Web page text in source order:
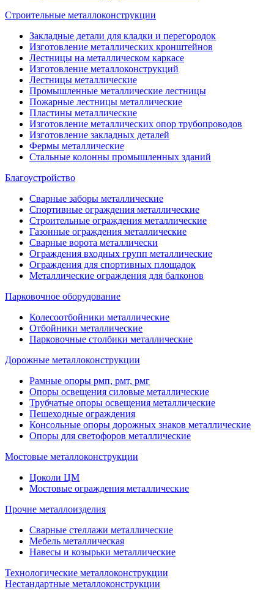
Строительные металлоконструкции
Закладные детали для кладки и перегородок
Изготовление металлических кронштейнов
Лестницы на металлическом каркасе
Изготовление металлоконструкций
Лестницы металлические
Промышленные металлические лестницы
Пожарные лестницы металлические
Пластины металлические
Изготовление металлических опор трубопроводов
Изготовление закладных деталей
Фермы металлические
Стальные колонны промышленных зданий
Благоустройство
Сварные заборы металлические
Спортивные ограждения металлические
Строительные ограждения металлические
Газонные ограждения металлические
Сварные ворота металлически
Ограждения входных групп металлические
Ограждения для спортивных площадок
Металлические ограждения для балконов
Парковочное оборудование
Колесоотбойники металлические
Отбойники металлические
Парковочные столбики металлические
Дорожные металлоконструкции
Рамные опоры рмп, рмт, рмг
Опоры освещения силовые металлические
Трубчатые опоры освещения металлические
Пешеходные ограждения
Консольные опоры дорожных знаков металлические
Опоры для светофоров металлические
Мостовые металлоконструкции
Цоколи ЦМ
Мостовые ограждения металлические
Прочие металлоизделия
Сварные стеллажи металлические
Мебель металлическая
Навесы и козырьки металлические
Технологические металлоконструкции
Нестандартные металлоконструкции